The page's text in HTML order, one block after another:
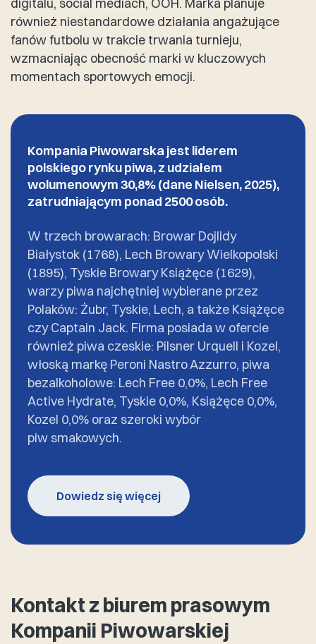
digitalu, social mediach, OOH. Marka planuje
również niestandardowe działania angażujące
fanów futbolu w trakcie trwania turnieju,
wzmacniając obecność marki w kluczowych
momentach sportowych emocji.
Kompania Piwowarska jest liderem
polskiego rynku piwa, z udziałem
wolumenowym 30,8% (dane Nielsen, 2025),
zatrudniającym ponad 2500 osób.
W trzech browarach: Browar Dojlidy
Białystok (1768), Lech Browary Wielkopolski
(1895), Tyskie Browary Książęce (1629),
warzy piwa najchętniej wybierane przez
Polaków: Żubr, Tyskie, Lech, a także Książęce
czy Captain Jack. Firma posiada w ofercie
również piwa czeskie: Pilsner Urquell i Kozel,
włoską markę Peroni Nastro Azzurro, piwa
bezalkoholowe: Lech Free 0,0%, Lech Free
Active Hydrate, Tyskie 0,0%, Książęce 0,0%,
Kozel 0,0% oraz szeroki wybór
piw smakowych.
Dowiedz się więcej
Kontakt z biurem prasowym
Kompanii Piwowarskiej